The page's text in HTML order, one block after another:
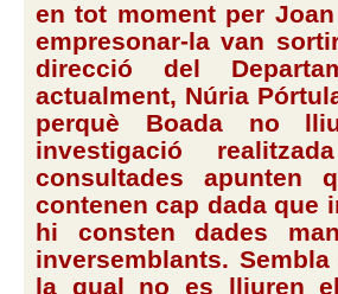
en tot moment per
empresonar-la van
direcció del
actualment, Núria
perquè Boada no
investigació
consultades apunten
contenen cap dada que
hi consten dades
inversemblants.
la qual no es lliuren